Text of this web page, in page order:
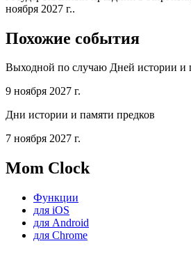
ноября 2027 г..
Похожие события
Выходной по случаю Дней истории и
9 ноября 2027 г.
Дни истории и памяти предков
7 ноября 2027 г.
Mom Clock
Функции
для iOS
для Android
для Chrome